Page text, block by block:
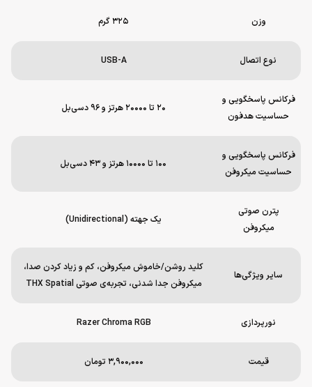
وزن ۳۲۵ گرم
نوع اتصال USB-A
فرکانس پاسخگویی و
حساسیت هدفون
۲۰ تا ۲۰۰۰۰ هرتز و ۹۶ دسی‌بل
فرکانس پاسخگویی و
حساسیت میکروفن
۱۰۰ تا ۱۰۰۰۰ هرتز و ۴۳ دسی‌بل
پترن صوتی
میکروفن
یک جهته (Unidirectional)
سایر ویژگی‌ها
کلید روشن/خاموش میکروفن، کم و زیاد کردن صدا،
میکروفن جدا شدنی، تجربه‌ی صوتی THX Spatial
نورپردازی Razer Chroma RGB
قیمت ۳,۹۰۰,۰۰۰ تومان